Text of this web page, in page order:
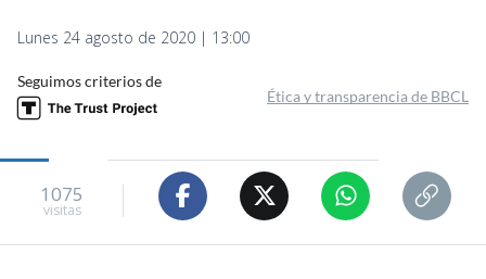
Lunes 24 agosto de 2020 | 13:00
Seguimos criterios de
Ética y transparencia de BBCL
1075
visitas